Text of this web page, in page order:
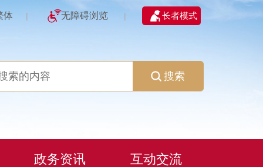
体 | 无障碍浏览 | 长者模式
搜索
政务资讯 互动交流